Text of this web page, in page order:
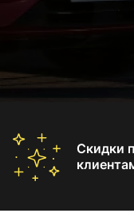
Скидки